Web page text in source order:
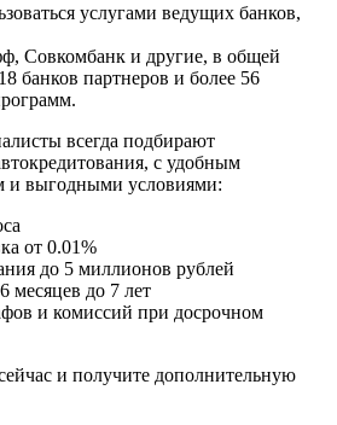
услугами ведущих банков,
Совкомбанк и другие, в общей
банков партнеров и более 56
всегда подбирают
с удобным
и выгодными условиями:
от 0.01%
до 5 миллионов рублей
месяцев до 7 лет
и комиссий при досрочном
и получите дополнительную